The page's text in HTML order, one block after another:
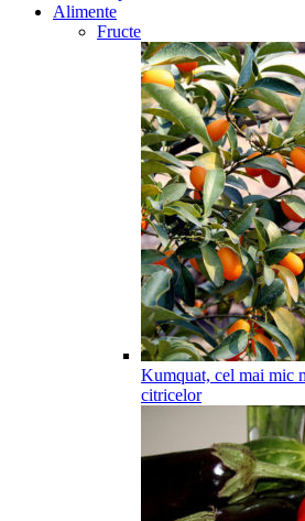
Alimente
Fructe
Kumquat, cel mai mic
citricelor